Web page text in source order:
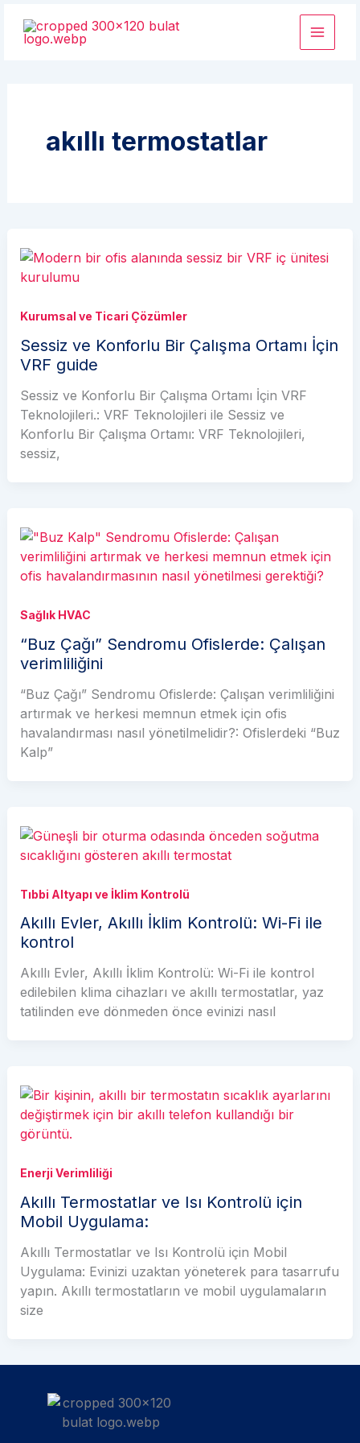
akıllı termostatlar
Kurumsal ve Ticari Çözümler
Sessiz ve Konforlu Bir Çalışma Ortamı İçin
VRF guide
Sessiz ve Konforlu Bir Çalışma Ortamı İçin VRF
Teknolojileri.: VRF Teknolojileri ile Sessiz ve
Konforlu Bir Çalışma Ortamı: VRF Teknolojileri,
sessiz,
Sağlık HVAC
“Buz Çağı” Sendromu Ofislerde: Çalışan
verimliliğini
“Buz Çağı” Sendromu Ofislerde: Çalışan verimliliğini
artırmak ve herkesi memnun etmek için ofis
havalandırması nasıl yönetilmelidir?: Ofislerdeki “Buz
Kalp”
Tıbbi Altyapı ve İklim Kontrolü
Akıllı Evler, Akıllı İklim Kontrolü: Wi-Fi ile
kontrol
Akıllı Evler, Akıllı İklim Kontrolü: Wi-Fi ile kontrol
edilebilen klima cihazları ve akıllı termostatlar, yaz
tatilinden eve dönmeden önce evinizi nasıl
Enerji Verimliliği
Akıllı Termostatlar ve Isı Kontrolü için
Mobil Uygulama:
Akıllı Termostatlar ve Isı Kontrolü için Mobil
Uygulama: Evinizi uzaktan yöneterek para tasarrufu
yapın. Akıllı termostatların ve mobil uygulamaların
size